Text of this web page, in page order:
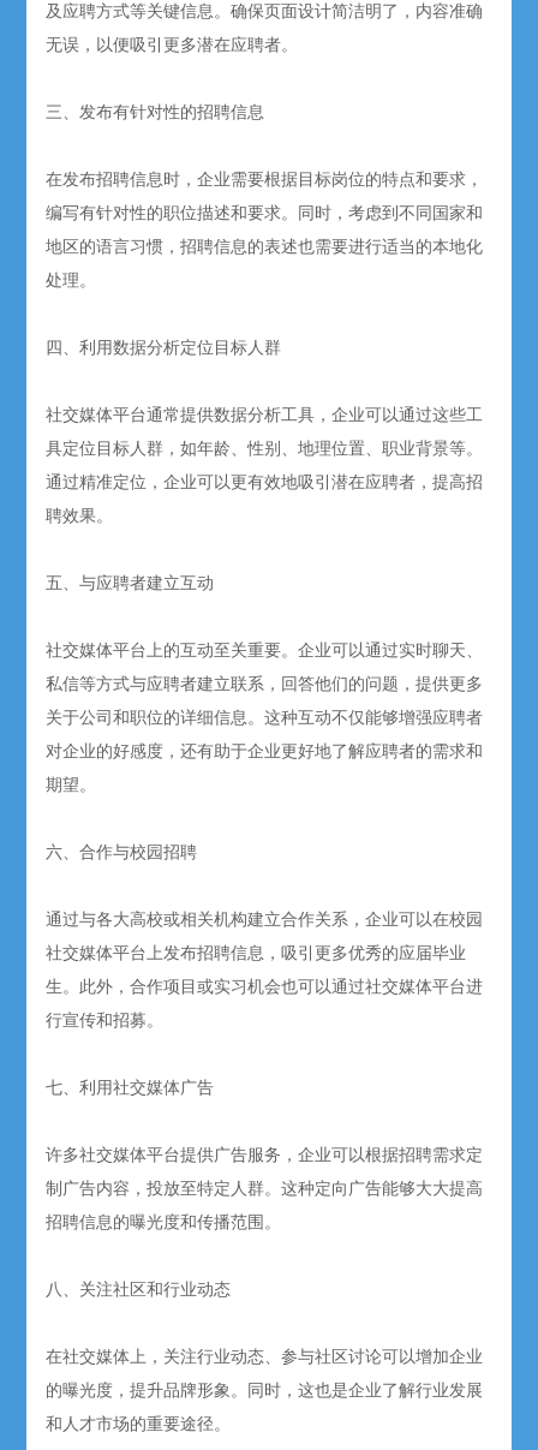
及应聘方式等关键信息。确保页面设计简洁明了，内容准确
无误，以便吸引更多潜在应聘者。
三、发布有针对性的招聘信息
在发布招聘信息时，企业需要根据目标岗位的特点和要求，
编写有针对性的职位描述和要求。同时，考虑到不同国家和
地区的语言习惯，招聘信息的表述也需要进行适当的本地化
处理。
四、利用数据分析定位目标人群
社交媒体平台通常提供数据分析工具，企业可以通过这些工
具定位目标人群，如年龄、性别、地理位置、职业背景等。
通过精准定位，企业可以更有效地吸引潜在应聘者，提高招
聘效果。
五、与应聘者建立互动
社交媒体平台上的互动至关重要。企业可以通过实时聊天、
私信等方式与应聘者建立联系，回答他们的问题，提供更多
关于公司和职位的详细信息。这种互动不仅能够增强应聘者
对企业的好感度，还有助于企业更好地了解应聘者的需求和
期望。
六、合作与校园招聘
通过与各大高校或相关机构建立合作关系，企业可以在校园
社交媒体平台上发布招聘信息，吸引更多优秀的应届毕业
生。此外，合作项目或实习机会也可以通过社交媒体平台进
行宣传和招募。
七、利用社交媒体广告
许多社交媒体平台提供广告服务，企业可以根据招聘需求定
制广告内容，投放至特定人群。这种定向广告能够大大提高
招聘信息的曝光度和传播范围。
八、关注社区和行业动态
在社交媒体上，关注行业动态、参与社区讨论可以增加企业
的曝光度，提升品牌形象。同时，这也是企业了解行业发展
和人才市场的重要途径。